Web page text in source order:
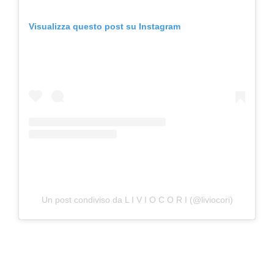
Visualizza questo post su Instagram
Un post condiviso da L I V I O C O R I (@liviocori)